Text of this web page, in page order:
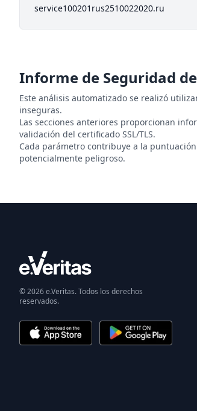
service100201rus2510022020.ru
Informe de Seguridad
Este análisis automatizado se realizó
inseguras.
Las secciones anteriores proporcionan
validación del certificado SSL/TLS.
Cada parámetro contribuye a la
potencialmente peligroso.
© 2026 e.Veritas. Todos los derechos
reservados.